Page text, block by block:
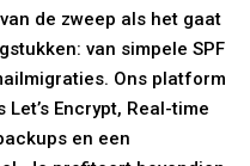
de zweep als het gaat
van simpele SPF
Ons platform
Encrypt, Real-time
en een